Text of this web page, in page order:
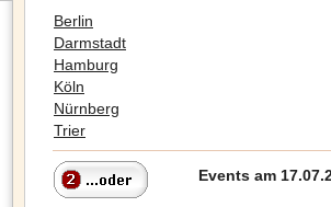
Berlin
Darmstadt
Hamburg
Köln
Nürnberg
Trier
Events am